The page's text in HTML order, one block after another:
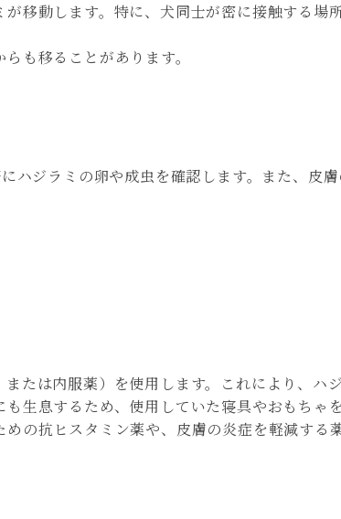
移動します。特に、犬同士が密に接触する場
も移ることがあります。
ハジラミの卵や成虫を確認します。また、皮
たは内服薬）を使用します。これにより、ハ
生息するため、使用していた寝具やおもちゃ
の抗ヒスタミン薬や、皮膚の炎症を軽減する